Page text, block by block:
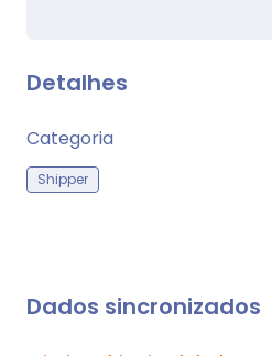
Detalhes
Categoria
Shipper
Dados sincronizados